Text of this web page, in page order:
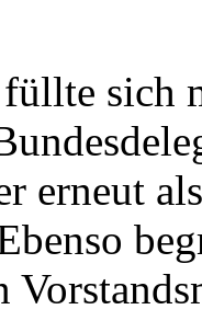
sich
erneut